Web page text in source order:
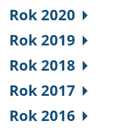
Rok 2020
Rok 2019
Rok 2018
Rok 2017
Rok 2016